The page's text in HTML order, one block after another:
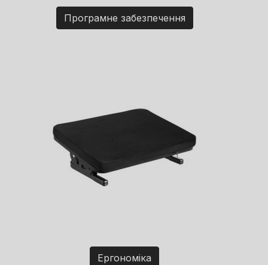
Програмне забезпечення
Ергономіка